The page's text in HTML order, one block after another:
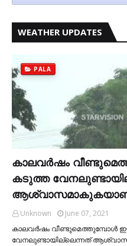
WEATHER UPDATES
PALA
കാലവര്‍ഷം
കടുത്ത
Unknown
June 07, 2021
കാലവര്‍ഷം വീണ്ടുമെത്തുമ്പോള്‍
വേനലുണ്ടായില്ലെന്നത്